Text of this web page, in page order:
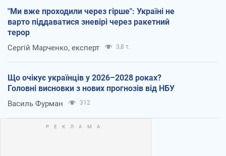
"Ми вже проходили через гірше": Україні не
варто піддаватися зневірі через ракетний
терор
Сергій Марченко, експерт 3,8 т.
Що очікує українців у 2026–2028 роках?
Головні висновки з нових прогнозів від НБУ
Василь Фурман 312